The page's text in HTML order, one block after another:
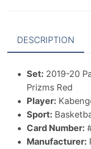
Kabengele
DESCRIPTION
Set: 2019-20
Prizms Red
Player:
Sport:
Card Number:
Manufacturer: